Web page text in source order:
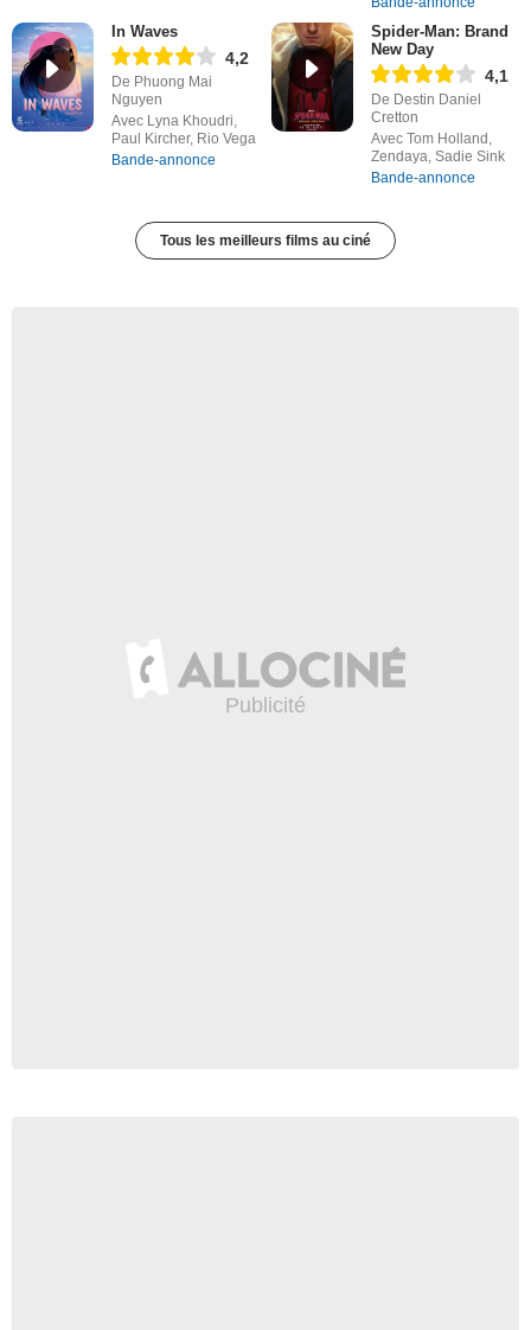
In Waves
4,2
De Phuong Mai
Nguyen
Avec Lyna Khoudri,
Paul Kircher, Rio Vega
Bande-annonce
Spider-Man: Brand
New Day
4,1
De Destin Daniel
Cretton
Avec Tom Holland,
Zendaya, Sadie Sink
Bande-annonce
Tous les meilleurs films au ciné